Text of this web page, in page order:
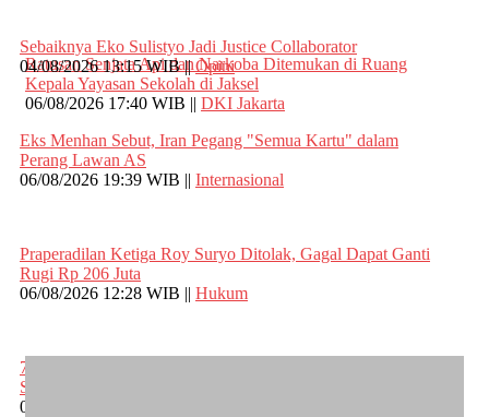
Ratusan Senjata Api dan Narkoba Ditemukan di Ruang
Kepala Yayasan Sekolah di Jaksel
06/08/2026 17:40 WIB || DKI Jakarta
Sebaiknya Eko Sulistyo Jadi Justice Collaborator
04/08/2026 13:15 WIB ||Opini
Eks Menhan Sebut, Iran Pegang "Semua Kartu" dalam
Perang Lawan AS
06/08/2026 19:39 WIB || Internasional
Praperadilan Ketiga Roy Suryo Ditolak, Gagal Dapat Ganti
Rugi Rp 206 Juta
06/08/2026 12:28 WIB || Hukum
707 Guru dan Siswa SMKN 6 Semarang Keracunan, BGN
Suspend SPPG Karangturi
02/08/2026 14:42 WIB ||